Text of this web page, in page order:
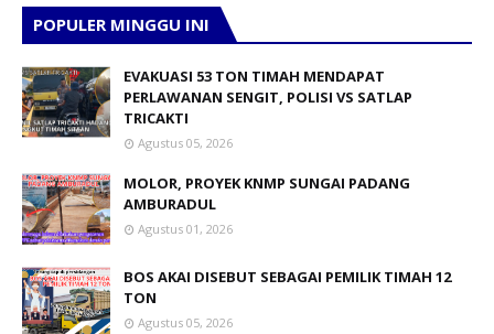
POPULER MINGGU INI
EVAKUASI 53 TON TIMAH MENDAPAT
PERLAWANAN SENGIT, POLISI VS SATLAP
TRICAKTI
Agustus 05, 2026
MOLOR, PROYEK KNMP SUNGAI PADANG
AMBURADUL
Agustus 01, 2026
BOS AKAI DISEBUT SEBAGAI PEMILIK TIMAH 12
TON
Agustus 05, 2026